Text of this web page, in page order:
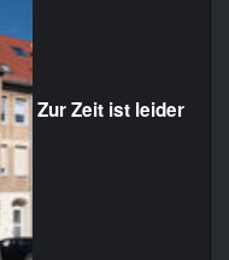
Zur Zeit ist leider